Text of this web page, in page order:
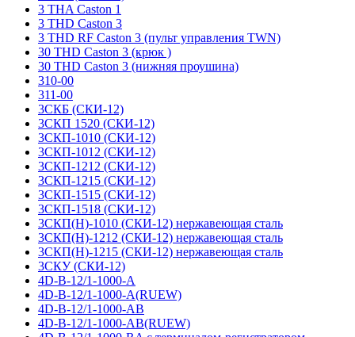
3 THA Caston 1
3 THD Caston 3
3 THD RF Caston 3 (пульт управления TWN)
30 THD Caston 3 (крюк )
30 THD Caston 3 (нижняя проушина)
310-00
311-00
3СКБ (СКИ-12)
3СКП 1520 (СКИ-12)
3СКП-1010 (СКИ-12)
3СКП-1012 (СКИ-12)
3СКП-1212 (СКИ-12)
3СКП-1215 (СКИ-12)
3СКП-1515 (СКИ-12)
3СКП-1518 (СКИ-12)
3СКП(Н)-1010 (СКИ-12) нержавеющая сталь
3СКП(Н)-1212 (СКИ-12) нержавеющая сталь
3СКП(Н)-1215 (СКИ-12) нержавеющая сталь
3СКУ (СКИ-12)
4D-B-12/1-1000-A
4D-B-12/1-1000-A(RUEW)
4D-B-12/1-1000-AB
4D-B-12/1-1000-AB(RUEW)